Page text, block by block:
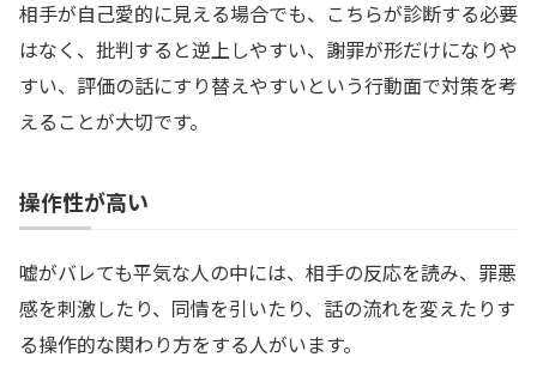
相手が自己愛的に見える場合でも、こちらが診断する必要
はなく、批判すると逆上しやすい、謝罪が形だけになりや
すい、評価の話にすり替えやすいという行動面で対策を考
えることが大切です。
操作性が高い
嘘がバレても平気な人の中には、相手の反応を読み、罪悪
感を刺激したり、同情を引いたり、話の流れを変えたりす
る操作的な関わり方をする人がいます。